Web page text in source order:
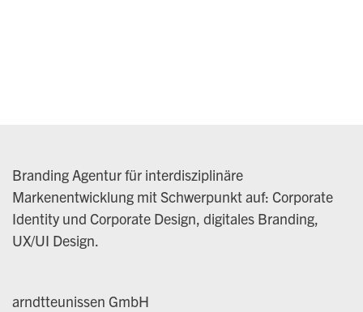
Branding Agentur für interdisziplinäre
Markenentwicklung mit Schwerpunkt auf: Corporate
Identity und Corporate Design, digitales Branding,
UX/UI Design.
arndtteunissen GmbH